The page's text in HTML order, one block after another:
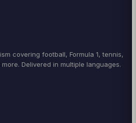
covering football, Formula 1, tennis,
Delivered in multiple languages.